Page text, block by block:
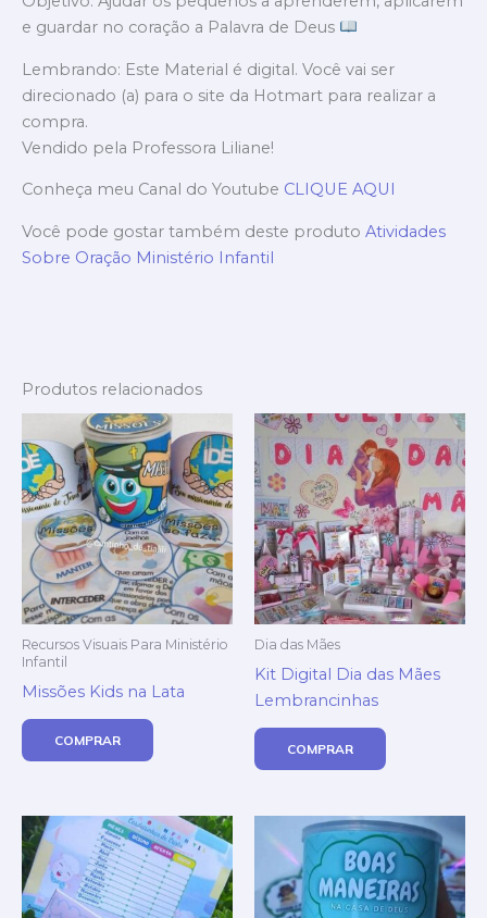
e guardar no coração a Palavra de Deus
Lembrando: Este Material é digital. Você vai ser
direcionado (a) para o site da Hotmart para realizar a
compra.
Vendido pela Professora Liliane!
Conheça meu Canal do Youtube CLIQUE AQUI
Você pode gostar também deste produto Atividades
Sobre Oração Ministério Infantil
Produtos relacionados
Recursos Visuais Para Ministério
Infantil
Missões Kids na Lata
COMPRAR
Dia das Mães
Kit Digital Dia das Mães
Lembrancinhas
COMPRAR